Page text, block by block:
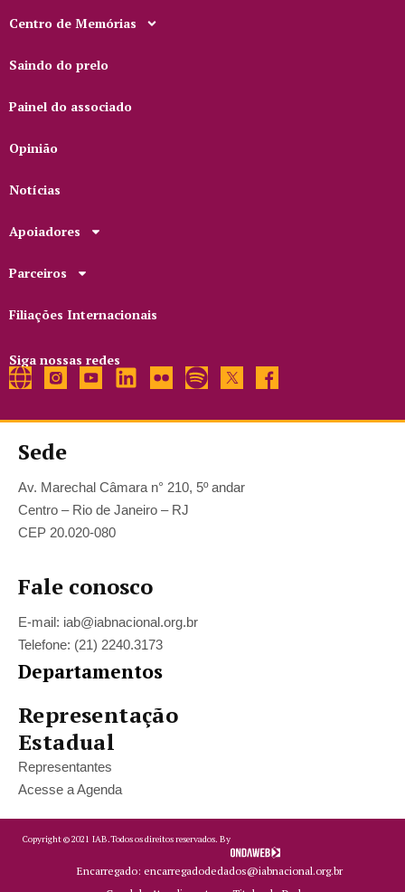
Centro de Memórias
Saindo do prelo
Painel do associado
Opinião
Notícias
Apoiadores
Parceiros
Filiações Internacionais
Siga nossas redes
Sede
Av. Marechal Câmara n° 210, 5º andar
Centro – Rio de Janeiro – RJ
CEP 20.020-080
Fale conosco
E-mail: iab@iabnacional.org.br
Telefone: (21) 2240.3173
Departamentos
Representação
Estadual
Representantes
Acesse a Agenda
Copyright ©2021 IAB.Todos os direitos reservados. By
Encarregado: encarregadodedados@iabnacional.org.br